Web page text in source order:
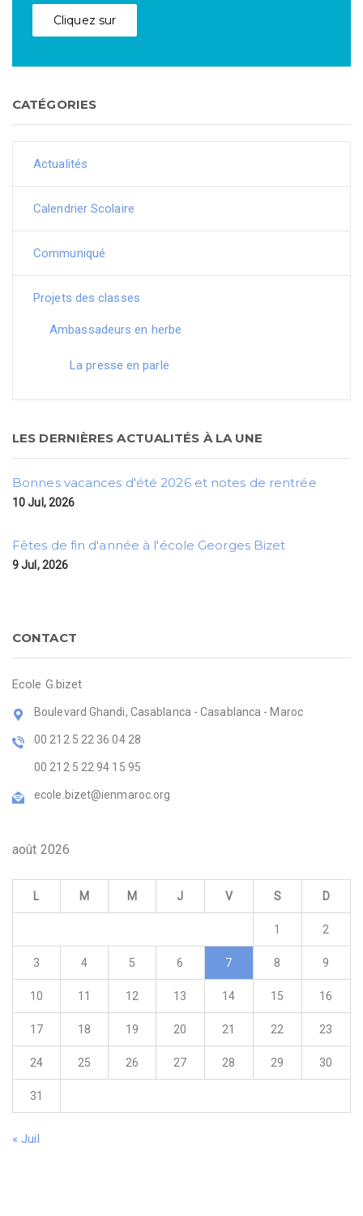
Cliquez sur
CATÉGORIES
Actualités
Calendrier Scolaire
Communiqué
Projets des classes
Ambassadeurs en herbe
La presse en parle
LES DERNIÈRES ACTUALITÉS À LA UNE
Bonnes vacances d'été 2026 et notes de rentrée
10 Jul, 2026
Fêtes de fin d'année à l'école Georges Bizet
9 Jul, 2026
CONTACT
Ecole G.bizet
Boulevard Ghandi, Casablanca - Casablanca - Maroc
00 212 5 22 36 04 28
00 212 5 22 94 15 95
ecole.bizet@ienmaroc.org
août 2026
L M M J V S D
1 2
3 4 5 6 7 8 9
10 11 12 13 14 15 16
17 18 19 20 21 22 23
24 25 26 27 28 29 30
31
« Juil